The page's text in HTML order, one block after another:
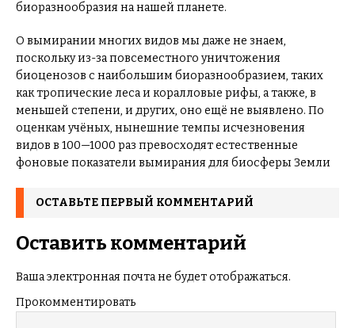
биоразнообразия на нашей планете.
О вымирании многих видов мы даже не знаем,
поскольку из-за повсеместного уничтожения
биоценозов с наибольшим биоразнообразием, таких
как тропические леса и коралловые рифы, а также, в
меньшей степени, и других, оно ещё не выявлено. По
оценкам учёных, нынешние темпы исчезновения
видов в 100—1000 раз превосходят естественные
фоновые показатели вымирания для биосферы Земли
ОСТАВЬТЕ ПЕРВЫЙ КОММЕНТАРИЙ
Оставить комментарий
Ваша электронная почта не будет отображаться.
Прокомментировать